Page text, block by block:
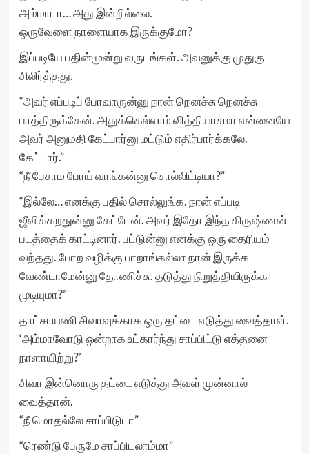
அம்மாடா… அது இன்றில்லை.
ஒருவேளை நாளையாக இருக்குமோ?
இப்படியே பதின்மூன்று வருடங்கள். அவனுக்கு முதுகு
சிலிர்த்தது.
“அவர் எப்படிப் போவாருன்னு நான் நெனச்சு நெனச்சு
பாத்திருக்கேன். அதுக்கெல்லாம் வித்தியாசமா என்னையே
அவர் அனுமதி கேட்பார்னு மட்டும் எதிர்பார்க்கலே.
கேட்டார்.”
“நீ பேசாம போய் வாங்கன்னு சொல்லிட்டியா?”
“இல்லே… எனக்கு பதில் சொல்லுங்க. நான் எப்படி
ஜீவிக்கறதுன்னு கேட்டேன். அவர் இதோ இந்த கிருஷ்ணன்
படத்தைக் காட்டினார். பட்டுன்னு எனக்கு ஒரு தைரியம்
வந்தது. போற வழிக்கு பாறாங்கல்லா நான் இருக்க
வேண்டாமேன்னு தோணிச்சு. தடுத்து நிறுத்தியிருக்க
முடியுமா?”
தாட்சாயணி சிவாவுக்காக ஒரு தட்டை எடுத்து வைத்தாள்.
‘அம்மாவோடு ஒன்றாக உட்கார்ந்து சாப்பிட்டு எத்தனை
நாளாயிற்று?’
சிவா இன்னொரு தட்டை எடுத்து அவள் முன்னால்
வைத்தான்.
“நீ மொதல்லே சாப்பிடுடா”
“ரெண்டு பேருமே சாப்பிடலாம்மா”